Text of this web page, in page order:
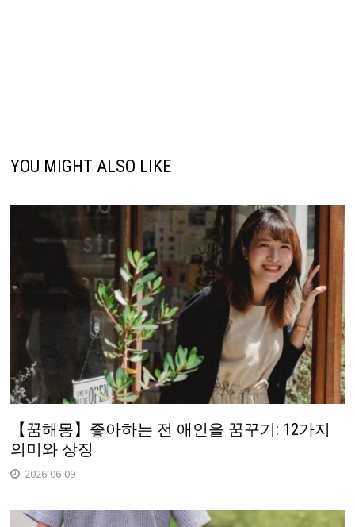
YOU MIGHT ALSO LIKE
【꿈해몽】좋아하는 전 애인을 꿈꾸기: 12가지
의미와 상징
2026-06-09